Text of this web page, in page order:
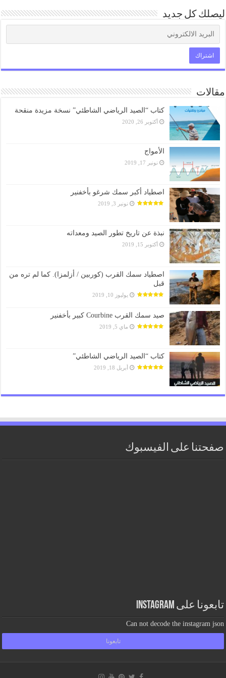
ليصلك كل جديد
مقالات
كتاب “الصيد الرياضي الشاطئي” نسخة مزيدة منقحة
أكتوبر 26, 2020
الأمواج
نونبر 17, 2019
اصطياد أكبر سمك شرغو بأخفنير
نونبر 3, 2019
نبذة عن تاريخ تطور الصيد ومعداته
أكتوبر 15, 2019
اصطياد سمك القرب (كوربين / أزلمزا). كما لم تره من
قبل
يوليوز 10, 2019
صيد سمك القرب Courbine كبير بأخفنير
ماي 5, 2019
كتاب “الصيد الرياضي الشاطئي”
أبريل 18, 2019
صفحتنا على الفيسبوك
تابعونا على Instagram
Can not decode the instagram json
تابعونا